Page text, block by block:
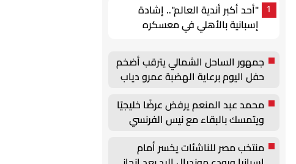
1
"أحد أكبر أندية العالم".. إشادة
إسبانية بالأهلي في معسكره
جمهور الساحل الشمالي يترقب أضخم
حفل اليوم برعاية الهضبة عمرو دياب
محمد عبد المنعم يرفض عرضًا خليجيًا
ويتمسك بالبقاء مع نيس الفرنسي
منتخب مصر للناشئات يخسر أمام